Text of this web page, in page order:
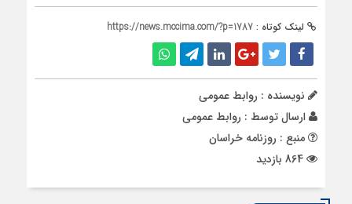
لینک کوتاه : https://news.mccima.com/?p=1787
نویسنده : روابط عمومی
ارسال توسط : روابط عمومی
منبع : روزنامه خراسان